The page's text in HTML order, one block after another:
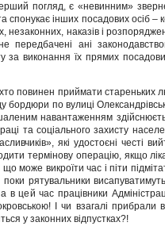
погляд, є «невинним»
спонукає інших посадових осіб –
незаконних, наказів і
передбачені ані
за виконання їх прямих
повинен приймати стареньких
бордюри по вулиці
навантаженням
та соціального захисту
які удостоєні честі
термінову операцію, якщо
може викроїти час і піти
рятувальники
цей час працівники
І чи взагалі
у законних відпустках?!